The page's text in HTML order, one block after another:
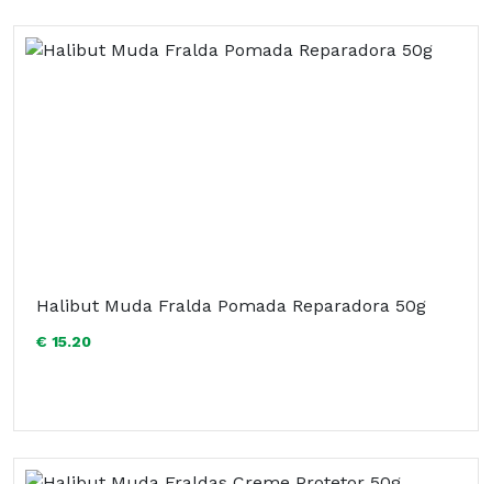
Halibut Muda Fralda Pomada Reparadora 50g
€ 15.20